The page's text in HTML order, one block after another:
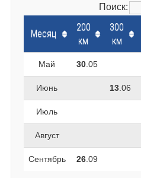
Поиск:
Месяц
200
км
300
км
Май 30.05
Июнь 13 .06
Июль
Август
Сентябрь 26.09